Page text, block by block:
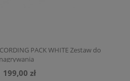
PACK WHITE Zestaw do
nagrywania
199,00 zł